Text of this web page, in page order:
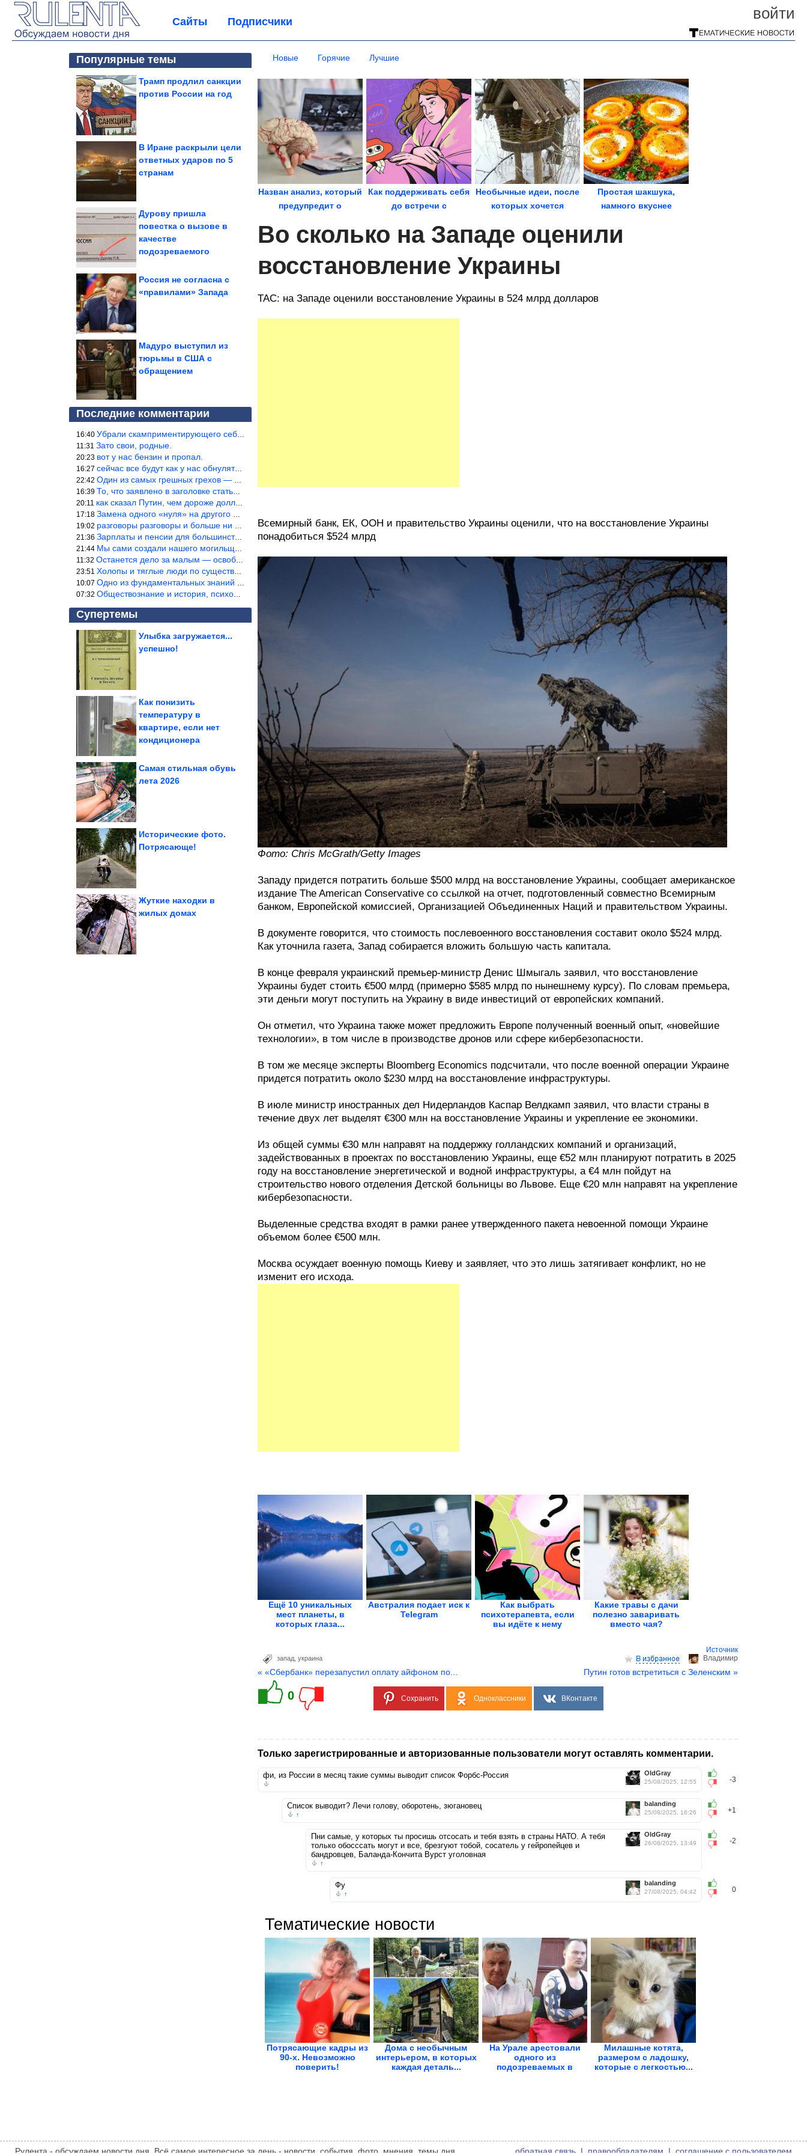
войти
Сайты Подписчики
Популярные темы
Трамп продлил санкции
против России на год
В Иране раскрыли цели
ответных ударов по 5
странам
Дурову пришла
повестка о вызове в
качестве
подозреваемого
Россия не согласна с
«правилами» Запада
Мадуро выступил из
тюрьмы в США с
обращением
Последние комментарии
16:40 Убрали скамприментирующего себя марианетку, кто будет следующим…
11:31 Зато свои, родные.
20:23 вот у нас бензин и пропал.
16:27 сейчас все будут как у нас обнуляться.
22:42 Один из самых грешных грехов — считать себя непогрешимым.
16:39 То, что заявлено в заголовке статьи противоречит утверждению &qu
20:11 как сказал Путин, чем дороже доллар тем дороже нефть продадим.
17:18 Замена одного «нуля» на другого «нуля» в рамках одной и той же с
19:02 разговоры разговоры и больше ни чего 9я часть балабола.
21:36 Зарплаты и пенсии для большинства населения в регионах нищенские
21:44 Мы сами создали нашего могильщика, это ИИ. Он нас и похоронит. М
11:32 Останется дело за малым — освободить планету Земля от глупого ви
23:51 Холопы и тяглые люди по существу одно и тоже. Буржуи и холопы сн
10:07 Одно из фундаментальных знаний правды — знание оптимума производ
07:32 Обществознание и история, психология, этика и т.д. относятся к н
Супертемы
Женщины, которые
Улыбка загружается...
успешно!
Как понизить
температуру в
квартире, если нет
кондиционера
Самая стильная обувь
лета 2026
Прелестные котики
Исторические фото.
Потрясающе!
Определять тип нити
Жуткие находки в
жилых домах
Новые Горячие Лучшие
Назван анализ, который
предупредит о
Как поддерживать себя
до встречи с
Необычные идеи, после
которых хочется
Простая шакшука,
намного вкуснее
Королевская...
Во сколько на Западе оценили
восстановление Украины
TAC: на Западе оценили восстановление Украины в 524 млрд долларов
Всемирный банк, ЕК, ООН и правительство Украины оценили, что на восстановление Украины
понадобиться $524 млрд
Фото: Chris McGrath/Getty Images
Западу придется потратить больше $500 млрд на восстановление Украины, сообщает американское
издание The American Conservative со ссылкой на отчет, подготовленный совместно Всемирным
банком, Европейской комиссией, Организацией Объединенных Наций и правительством Украины.
В документе говорится, что стоимость послевоенного восстановления составит около $524 млрд.
Как уточнила газета, Запад собирается вложить большую часть капитала.
В конце февраля украинский премьер-министр Денис Шмыгаль заявил, что восстановление
Украины будет стоить €500 млрд (примерно $585 млрд по нынешнему курсу). По словам премьера,
эти деньги могут поступить на Украину в виде инвестиций от европейских компаний.
Он отметил, что Украина также может предложить Европе полученный военный опыт, «новейшие
технологии», в том числе в производстве дронов или сфере кибербезопасности.
В том же месяце эксперты Bloomberg Economics подсчитали, что после военной операции Украине
придется потратить около $230 млрд на восстановление инфраструктуры.
В июле министр иностранных дел Нидерландов Каспар Велдкамп заявил, что власти страны в
течение двух лет выделят €300 млн на восстановление Украины и укрепление ее экономики.
Из общей суммы €30 млн направят на поддержку голландских компаний и организаций,
задействованных в проектах по восстановлению Украины, еще €52 млн планируют потратить в 2025
году на восстановление энергетической и водной инфраструктуры, а €4 млн пойдут на
строительство нового отделения Детской больницы во Львове. Еще €20 млн направят на укрепление
кибербезопасности.
Выделенные средства входят в рамки ранее утвержденного пакета невоенной помощи Украине
объемом более €500 млн.
Москва осуждает военную помощь Киеву и заявляет, что это лишь затягивает конфликт, но не
изменит его исхода.
Ещё 10 уникальных
мест планеты, в
которых глаза...
Австралия подает иск к
Telegram
Как выбрать
психотерапевта, если
вы идёте к нему
Какие травы с дачи
полезно заваривать
вместо чая?
Источник
Владимир
запад украина
« «Сбербанк» перезапустил оплату айфоном по... Путин готов встретиться с Зеленским »
0 Сохранить Одноклассники ВКонтакте
Только зарегистрированные и авторизованные пользователи могут оставлять комментарии.
-3
OldGray
25/08/2025, 12:55
фи, из России в месяц такие суммы выводит список Форбс-Россия
+1
balanding
25/08/2025, 16:26
Список выводит? Лечи голову, оборотень, зюгановец
↑
-2
OldGray
26/08/2025, 13:49
Пни самые, у которых ты просишь отсосать и тебя взять в страны НАТО. А тебя
только обосссать могут и все, брезгуют тобой, сосатель у гейропейцев и
бандровцев, Баланда-Кончита Вурст уголовная
↑
0
balanding
27/08/2025, 04:42
Фу
↑
Тематические новости
Потрясающие кадры из
90-х. Невозможно
поверить!
Дома с необычным
интерьером, в которых
каждая деталь...
На Урале арестовали
одного из
подозреваемых в
Милашные котята,
размером с ладошку,
которые с легкостью...
Рулента - обсуждаем новости дня. Всё самое интересное за день - новости, события, фото, мнения, темы дня, обратная связь | правообладателям | соглашение с пользователем